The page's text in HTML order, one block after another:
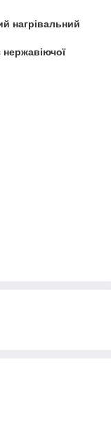
нагрівальний
нержавіючої